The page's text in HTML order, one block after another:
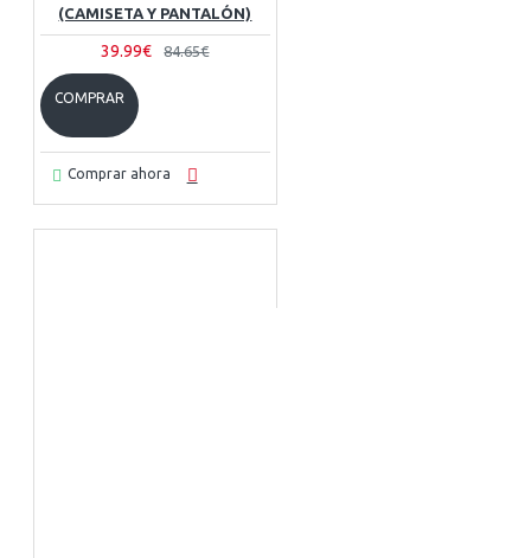
(CAMISETA Y PANTALÓN)
39.99€ 84.65€
COMPRAR
Comprar ahora